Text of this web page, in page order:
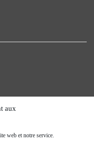
aux
web et notre service.